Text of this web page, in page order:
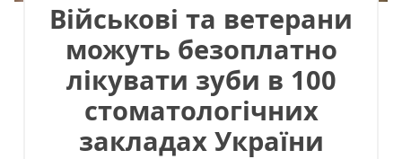
Військові та ветерани
можуть безоплатно
лікувати зуби в 100
стоматологічних
закладах України